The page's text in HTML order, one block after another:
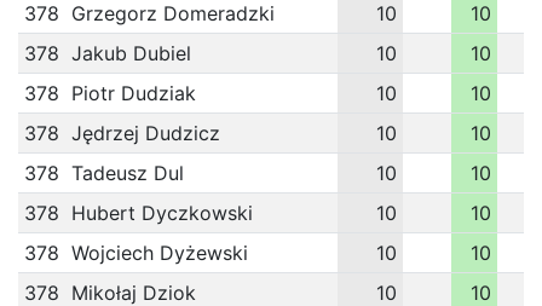
378 Grzegorz Domeradzki 10
10
378 Jakub Dubiel 10
10
378 Piotr Dudziak 10
10
378 Jędrzej Dudzicz 10
10
378 Tadeusz Dul 10
10
378 Hubert Dyczkowski 10
10
378 Wojciech Dyżewski 10
10
378 Mikołaj Dziok 10
10